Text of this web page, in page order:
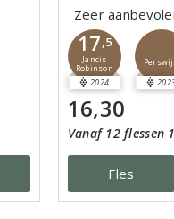
Zeer
17,5
Jancis
Robinson
2024
16,30
Vanaf 12 flessen
Fles